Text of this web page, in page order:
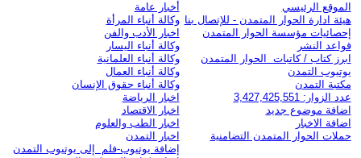
الموقع الرئيسي
هيئة ادارة الحوار المتمدن - للإتصال بنا
إحصائيات مؤسسة الحوار المتمدن
قواعد النشر
ابرز كتاب / كاتبات الحوار المتمدن
يوتيوب التمدن
مكتبة التمدن
عدد الزوار: 3,427,425,551
اضافة موضوع جديد
اضافة الاخبار
حملات الحوار المتمدن التضامنية
أخبار عامة
وكالة أنباء المرأة
اخبار الأدب والفن
وكالة أنباء اليسار
وكالة أنباء العلمانية
وكالة أنباء العمال
وكالة أنباء حقوق الإنسان
اخبار الرياضة
اخبار الاقتصاد
اخبار الطب والعلوم
اخبار التمدن
إضافة يوتيوب-فلم إلى يوتيوب التمدن